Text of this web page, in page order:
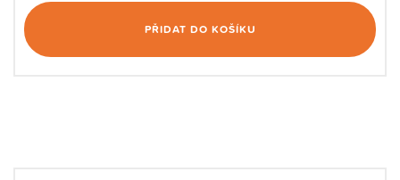
PŘIDAT DO KOŠÍKU